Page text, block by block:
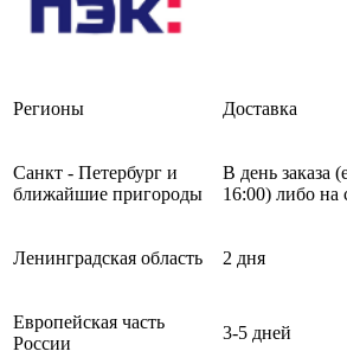
Регионы Доставка
Санкт - Петербург и
ближайшие пригороды
В день заказа
16:00) либо
Ленинградская область 2 дня
Европейская часть
России
3-5 дней